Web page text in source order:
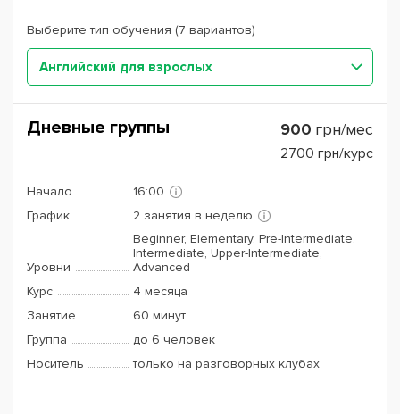
Выберите тип обучения (7 вариантов)
Английский для взрослых
Дневные группы 900 грн/мес
2700 грн/курс
Начало
16:00
График
2 занятия в неделю
Уровни
Beginner, Elementary, Pre-Intermediate,
Intermediate, Upper-Intermediate,
Advanced
Курс
4 месяца
Занятие
60 минут
Группа
до 6 человек
Носитель
только на разговорных клубах